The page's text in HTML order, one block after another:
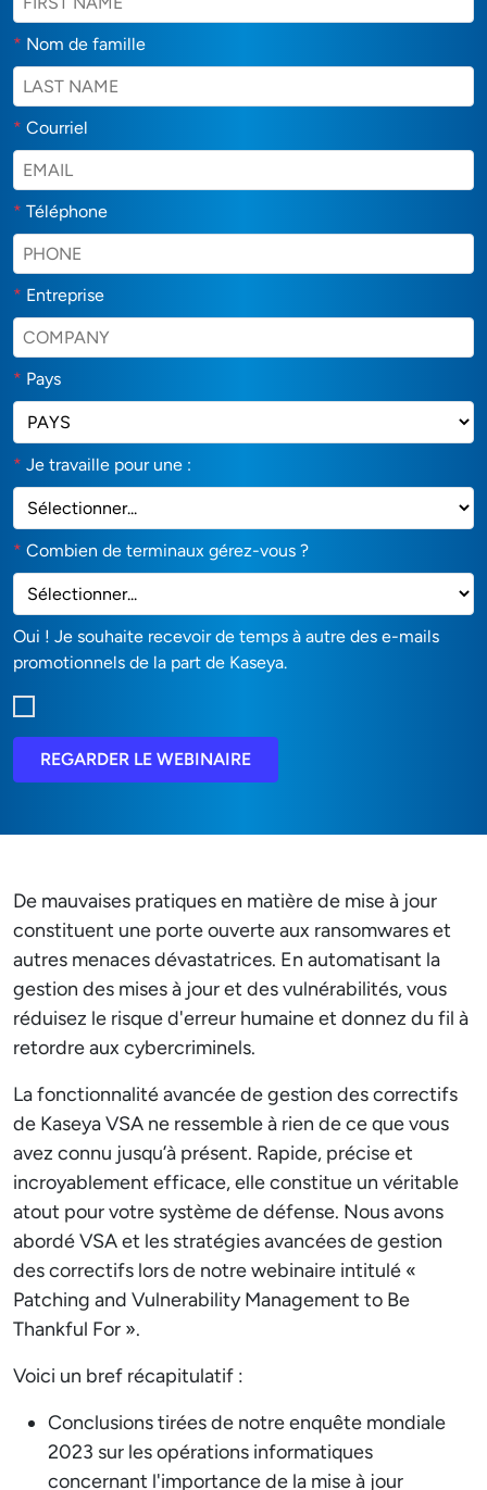
* Nom de famille
* Courriel
* Téléphone
* Entreprise
* Pays
* Je travaille pour une :
* Combien de terminaux gérez-vous ?
Oui ! Je souhaite recevoir de temps à autre des e-mails
promotionnels de la part de Kaseya.
REGARDER LE WEBINAIRE
De mauvaises pratiques en matière de mise à jour
constituent une porte ouverte aux ransomwares et
autres menaces dévastatrices. En automatisant la
gestion des mises à jour et des vulnérabilités, vous
réduisez le risque d'erreur humaine et donnez du fil à
retordre aux cybercriminels.
La fonctionnalité avancée de gestion des correctifs
de Kaseya VSA ne ressemble à rien de ce que vous
avez connu jusqu’à présent. Rapide, précise et
incroyablement efficace, elle constitue un véritable
atout pour votre système de défense. Nous avons
abordé VSA et les stratégies avancées de gestion
des correctifs lors de notre webinaire intitulé «
Patching and Vulnerability Management to Be
Thankful For ».
Voici un bref récapitulatif :
Conclusions tirées de notre enquête mondiale
2023 sur les opérations informatiques
concernant l'importance de la mise à jour